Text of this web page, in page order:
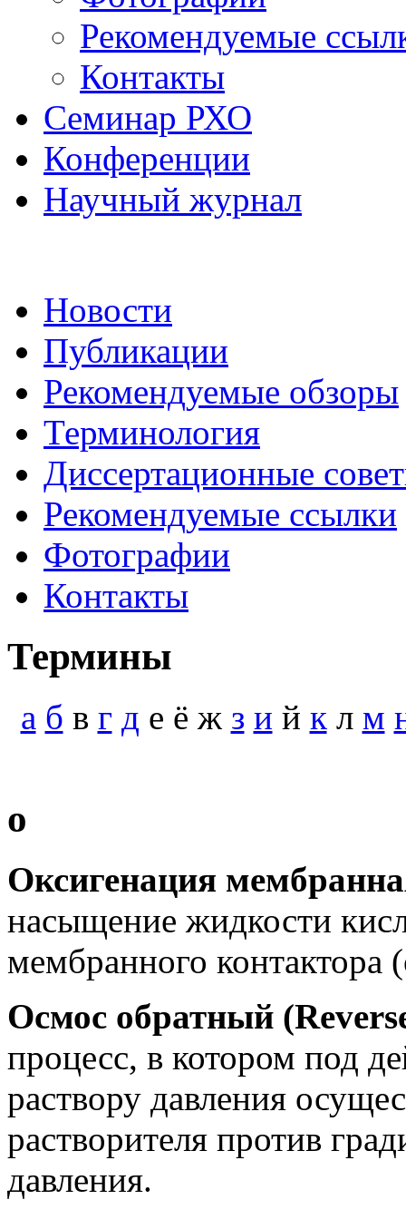
Рекомендуемые
Контакты
Семинар РХО
Конференции
Научный журнал
Новости
Публикации
Рекомендуемые обзоры
Терминология
Диссертационные
Рекомендуемые ссылки
Фотографии
Контакты
Термины
а б в г д е ё ж з и й к л м
о
Оксигенация
насыщение жидкости
мембранного контактора
Осмос обратный
процесс, в котором под
раствору давления
растворителя против
давления.